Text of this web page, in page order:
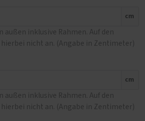
cm
außen inklusive Rahmen. Auf den
nicht an. (Angabe in Zentimeter)
cm
außen inklusive Rahmen. Auf den
nicht an. (Angabe in Zentimeter)